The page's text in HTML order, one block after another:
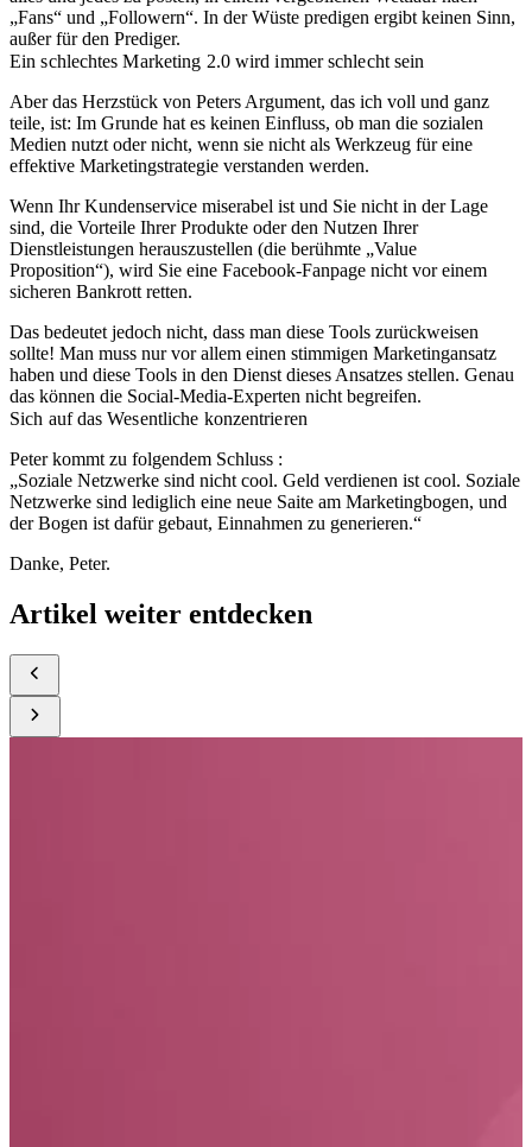
„Fans“ und „Followern“. In der Wüste predigen ergibt keinen Sinn,
außer für den Prediger.
Ein schlechtes Marketing 2.0 wird immer schlecht sein
Aber das Herzstück von Peters Argument, das ich voll und ganz
teile, ist: Im Grunde hat es keinen Einfluss, ob man die sozialen
Medien nutzt oder nicht, wenn sie nicht als Werkzeug für eine
effektive Marketingstrategie verstanden werden.
Wenn Ihr Kundenservice miserabel ist und Sie nicht in der Lage
sind, die Vorteile Ihrer Produkte oder den Nutzen Ihrer
Dienstleistungen herauszustellen (die berühmte „Value
Proposition“), wird Sie eine Facebook-Fanpage nicht vor einem
sicheren Bankrott retten.
Das bedeutet jedoch nicht, dass man diese Tools zurückweisen
sollte! Man muss nur vor allem einen stimmigen Marketingansatz
haben und diese Tools in den Dienst dieses Ansatzes stellen. Genau
das können die Social-Media-Experten nicht begreifen.
Sich auf das Wesentliche konzentrieren
Peter kommt zu folgendem Schluss :
„Soziale Netzwerke sind nicht cool. Geld verdienen ist cool. Soziale
Netzwerke sind lediglich eine neue Saite am Marketingbogen, und
der Bogen ist dafür gebaut, Einnahmen zu generieren.“
Danke, Peter.
Artikel weiter entdecken